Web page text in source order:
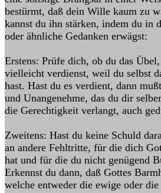
bestürmt, daß dein Wille kaum zu
kannst du ihn stärken, indem du in
oder ähnliche Gedanken erwägst:
Erstens: Prüfe dich, ob du das
vielleicht verdienst, weil du selbst
hast. Hast du es verdient, dann
und Unangenehme, das du dir
die Gerechtigkeit verlangt, auch
Zweitens: Hast du keine Schuld
an andere Fehltritte, für die dich
hat und für die du nicht genügend
Erkennst du dann, daß Gottes
welche entweder die ewige oder